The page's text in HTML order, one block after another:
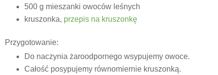
500 g mieszanki owoców leśnych
kruszonka, przepis na kruszonkę
Przygotowanie:
Do naczynia żaroodpornego wsypujemy owoce.
Całość posypujemy równomiernie kruszonką.